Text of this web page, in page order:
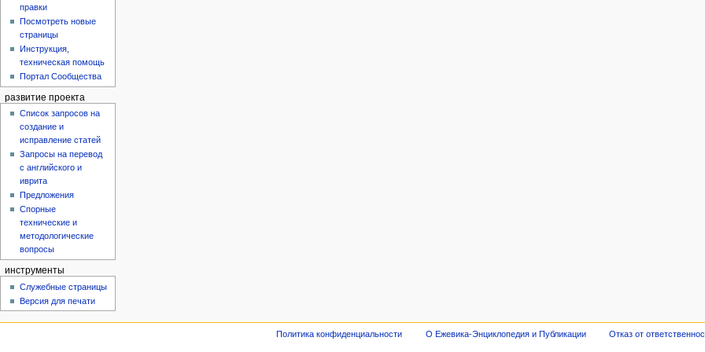
правки
Посмотреть новые
страницы
Инструкция,
техническая помощь
Портал Сообщества
развитие проекта
Список запросов на
создание и
исправление статей
Запросы на перевод
с английского и
иврита
Предложения
Спорные
технические и
методологические
вопросы
инструменты
Служебные страницы
Версия для печати
Политика конфиденциальности О Ежевика-Энциклопедия и Публикации Отказ от